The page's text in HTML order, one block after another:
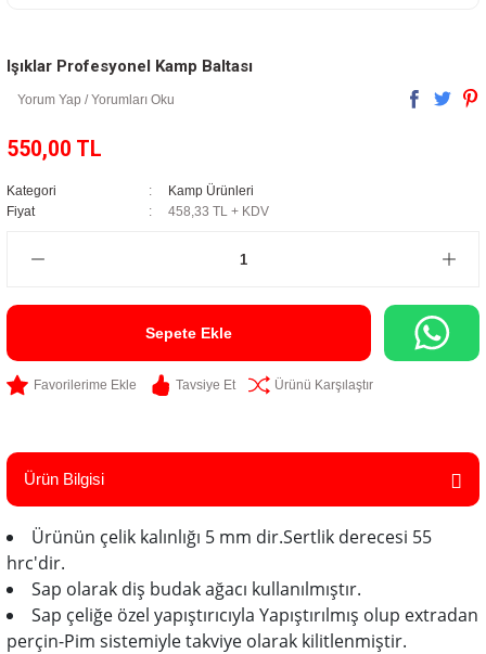
Işıklar Profesyonel Kamp Baltası
Yorum Yap / Yorumları Oku
550,00 TL
Kategori
Kamp Ürünleri
Fiyat
458,33 TL + KDV
Sepete Ekle
Tavsiye Et Ürünü Karşılaştır
Ürün Bilgisi
Ürünün çelik kalınlığı 5 mm dir.Sertlik derecesi 55
hrc'dir.
Sap olarak diş budak ağacı kullanılmıştır.
Sap çeliğe özel yapıştırıcıyla Yapıştırılmış olup extradan
perçin-Pim sistemiyle takviye olarak kilitlenmiştir.